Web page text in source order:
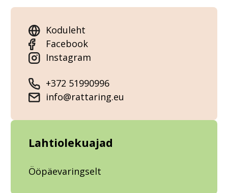
Koduleht
Facebook
Instagram
+372 51990996
info@rattaring.eu
Lahtiolekuajad
Ööpäevaringselt